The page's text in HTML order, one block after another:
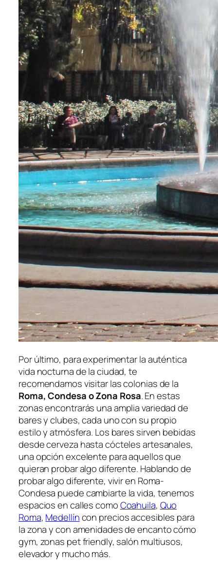
Por último, para experimentar la auténtica
vida nocturna de la ciudad, te
recomendamos visitar las colonias de la
Roma, Condesa o Zona Rosa. En estas
zonas encontrarás una amplia variedad de
bares y clubes, cada uno con su propio
estilo y atmósfera. Los bares sirven bebidas
desde cerveza hasta cócteles artesanales,
una opción excelente para aquellos que
quieran probar algo diferente. Hablando de
probar algo diferente, vivir en Roma-
Condesa puede cambiarte la vida, tenemos
espacios en calles comoCoahuila, Quo
Roma, Medellíncon precios accesibles para
la zona y con amenidades de encanto cómo
gym, zonas pet friendly, salón multiusos,
elevador y mucho más.